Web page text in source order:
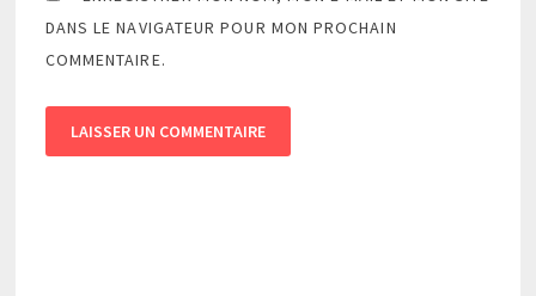
DANS LE NAVIGATEUR POUR MON PROCHAIN
COMMENTAIRE.